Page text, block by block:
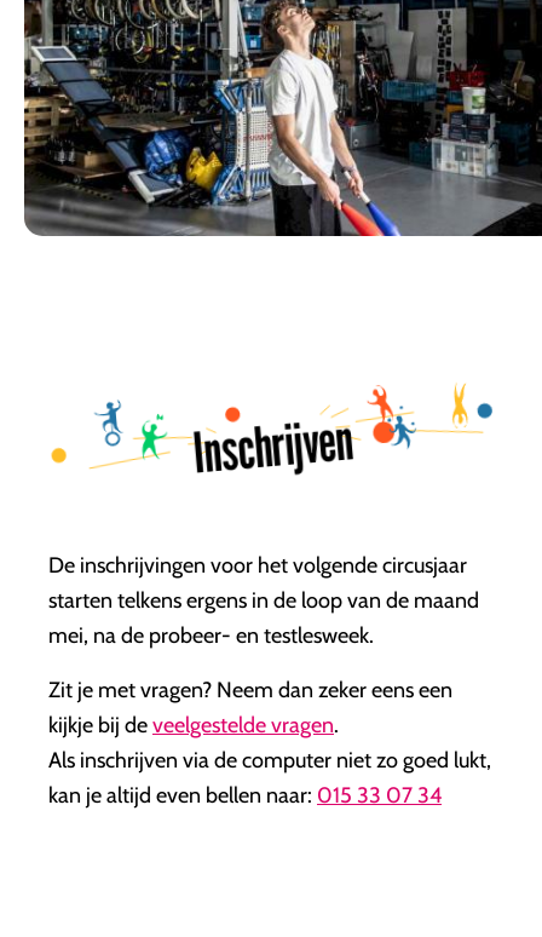
Inschrijven
De inschrijvingen voor het volgende circusjaar
starten telkens ergens in de loop van de maand
mei, na de probeer- en testlesweek.
Zit je met vragen? Neem dan zeker eens een
kijkje bij deveelgestelde vragen.
Als inschrijven via de computer niet zo goed lukt,
kan je altijd even bellen naar: 015 33 07 34